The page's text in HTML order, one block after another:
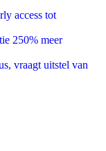
access tot
250% meer
vraagt uitstel van